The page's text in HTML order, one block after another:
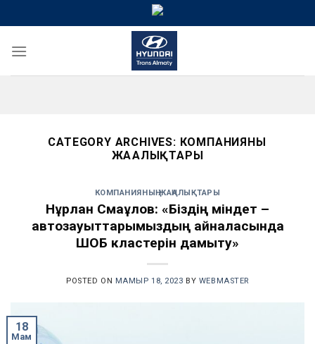
to
content
CATEGORY ARCHIVES: КОМПАНИЯНЫҢ
ЖАҢАЛЫҚТАРЫ
КОМПАНИЯНЫҢ ЖАҢАЛЫҚТАРЫ
Нұрлан Смағұлов: «Біздің міндет –
автозауыттарымыздың айналасында
ШОБ кластерін дамыту»
POSTED ON МАМЫР 18, 2023 BY WEBMASTER
18
Мам